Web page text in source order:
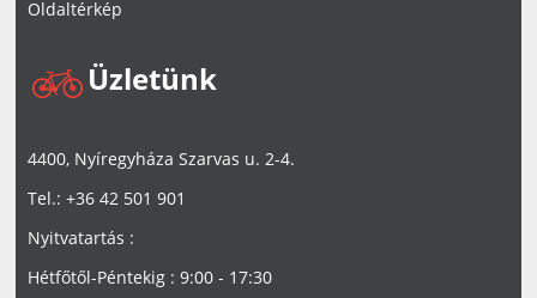
Oldaltérkép
Üzletünk
4400, Nyíregyháza Szarvas u. 2-4.
Tel.: +36 42 501 901
Nyitvatartás :
Hétfőtől-Péntekig : 9:00 - 17:30